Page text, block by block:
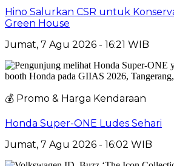
Hino Salurkan CSR untuk
Green House
Jumat, 7 Agu 2026 - 16:21 WIB
💰 Promo & Harga Kendaraan
Honda Super-ONE Ludes Sehari
Jumat, 7 Agu 2026 - 16:02 WIB